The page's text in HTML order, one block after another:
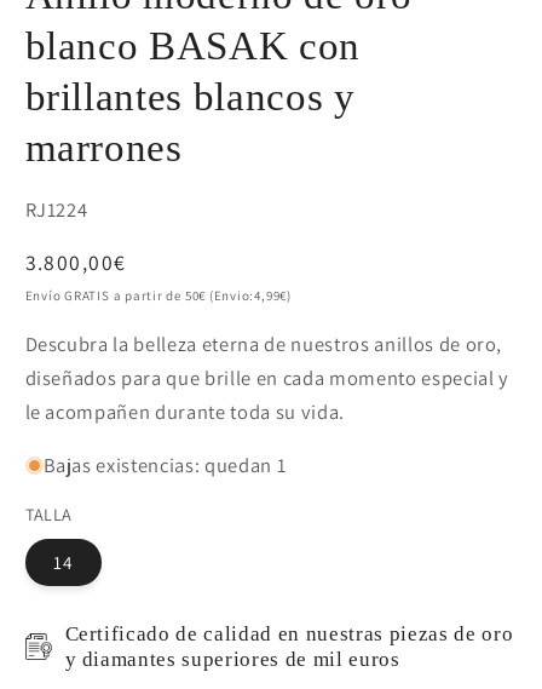
blanco BASAK con
brillantes blancos y
marrones
SKU:
RJ1224
Precio
habitual
3.800,00€
Envío GRATIS a partir de 50€ (Envio:4,99€)
Descubra la belleza eterna de nuestros anillos de oro,
diseñados para que brille en cada momento especial y
le acompañen durante toda su vida.
Bajas existencias: quedan 1
TALLA
14
Certificado de calidad en nuestras piezas de oro
y diamantes superiores de mil euros